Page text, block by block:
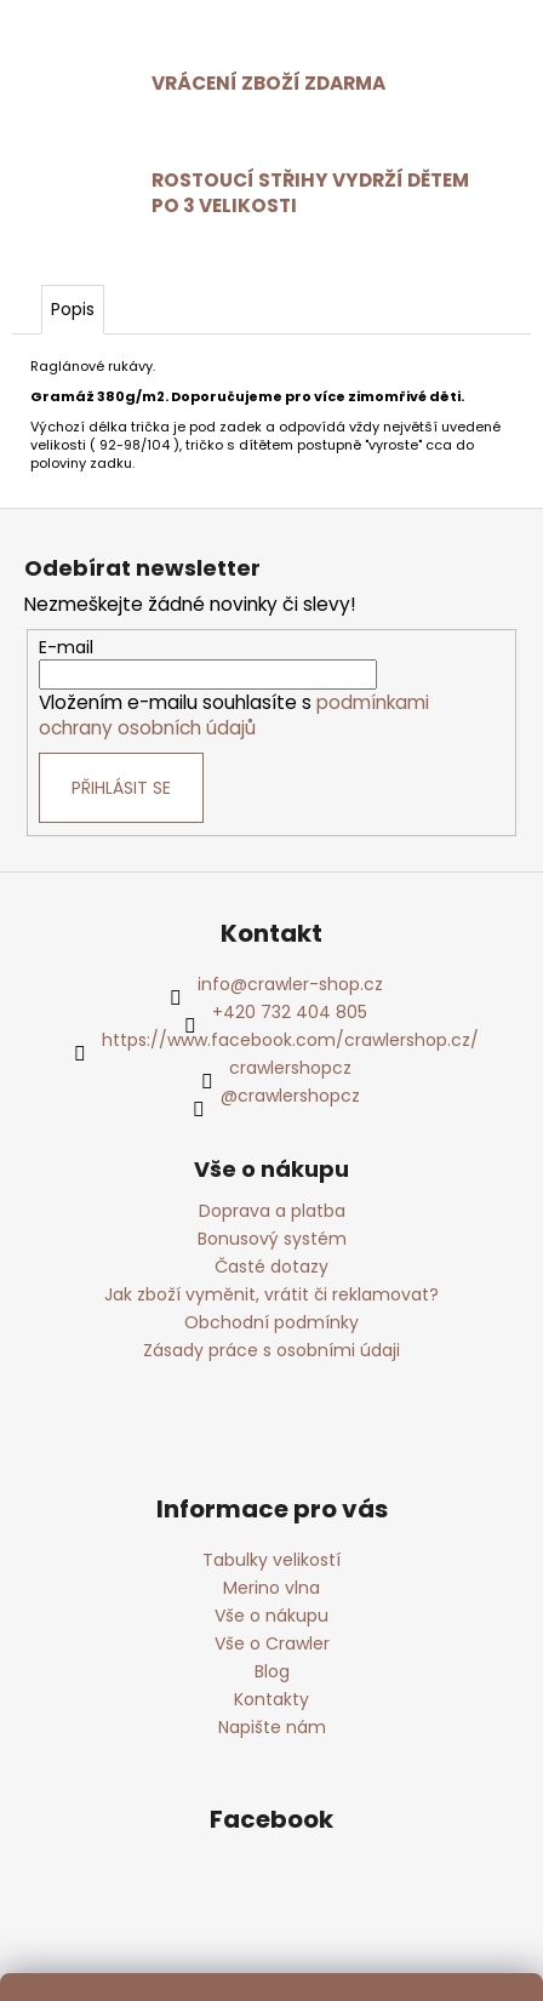
VRÁCENÍ ZBOŽÍ ZDARMA
ROSTOUCÍ STŘIHY VYDRŽÍ DĚTEM
PO 3 VELIKOSTI
Popis
Raglánové rukávy.
Gramáž 380g/m2. Doporučujeme pro více zimomřivé děti.
Výchozí délka trička je pod zadek a odpovídá vždy největší uvedené
velikosti ( 92-98/104 ), tričko s dítětem postupně "vyroste" cca do
poloviny zadku.
Z
Odebírat newsletter
Nezmeškejte žádné novinky či slevy!
E-mail
Vložením e-mailu souhlasíte s podmínkami
ochrany osobních údajů
PŘIHLÁSIT SE
Kontakt
info@crawler-shop.cz
+420 732 404 805
https://www.facebook.com/crawlershop.cz/
crawlershopcz
@crawlershopcz
Vše o nákupu
Doprava a platba
Bonusový systém
Časté dotazy
Jak zboží vyměnit, vrátit či reklamovat?
Obchodní podmínky
Zásady práce s osobními údaji
Informace pro vás
Tabulky velikostí
Merino vlna
Vše o nákupu
Vše o Crawler
Blog
Kontakty
Napište nám
Facebook